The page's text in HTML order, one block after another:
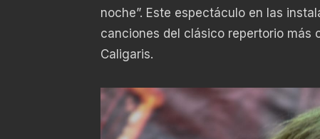
noche”. Este espectáculo en las
canciones del clásico repertorio más
Caligaris.